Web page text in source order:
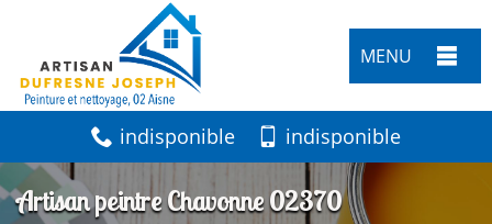
MENU
indisponible indisponible
Artisan peintre Chavonne 02370